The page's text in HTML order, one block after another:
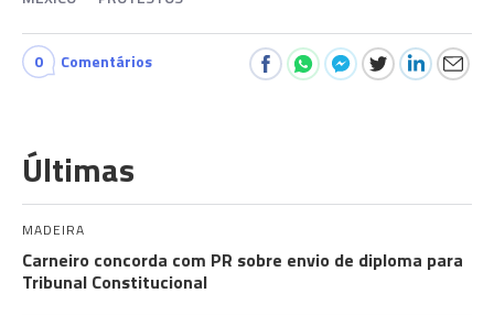
0 Comentários
Últimas
MADEIRA
Carneiro concorda com PR sobre envio de diploma para
Tribunal Constitucional